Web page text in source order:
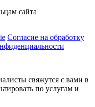
сайта
Согласие на обработку
свяжутся с вами в
по услугам и